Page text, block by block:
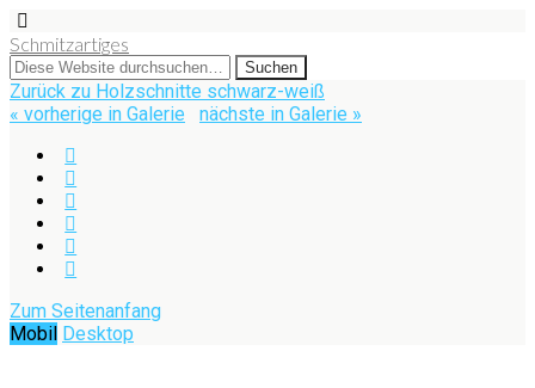
Schmitzartiges
Zurück zu Holzschnitte schwarz-weiß
« vorherige in Galerie
nächste in Galerie »
Zum Seitenanfang
Mobil Desktop